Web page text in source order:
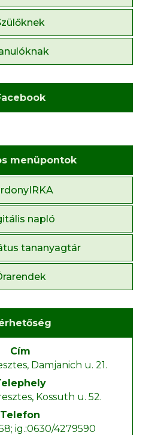
menüpontok
napló
tananyagtár
Cím
Damjanich u. 21.
Kossuth u. 52.
Telefon
ig.:0630/4279590